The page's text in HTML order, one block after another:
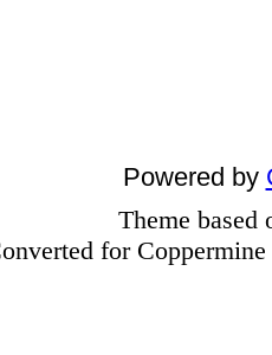
Powered by
Theme based
for